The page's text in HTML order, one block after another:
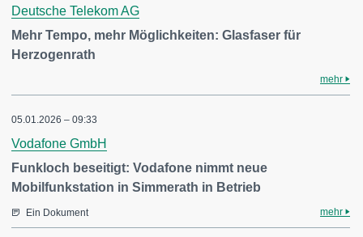
Deutsche Telekom AG
Mehr Tempo, mehr Möglichkeiten: Glasfaser für
Herzogenrath
mehr
05.01.2026 – 09:33
Vodafone GmbH
Funkloch beseitigt: Vodafone nimmt neue
Mobilfunkstation in Simmerath in Betrieb
Ein Dokument mehr